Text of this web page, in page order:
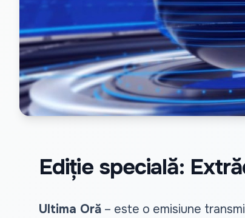
Ediție specială:
Ultima Oră – este o emisiune